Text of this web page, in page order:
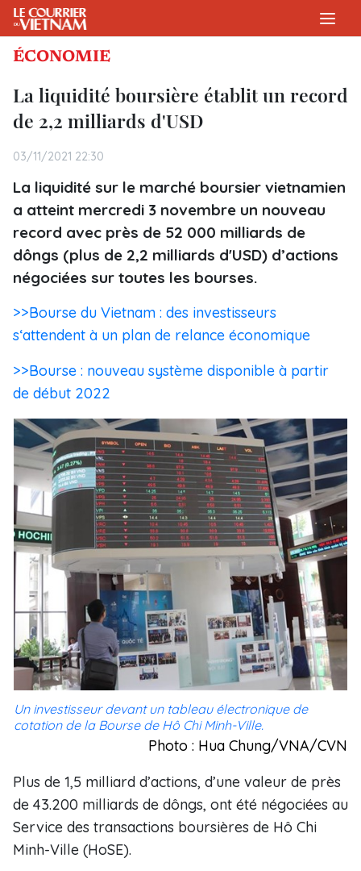
ÉCONOMIE
La liquidité boursière établit un record
de 2,2 milliards d'USD
03/11/2021 22:30
La liquidité sur le marché boursier vietnamien
a atteint mercredi 3 novembre un nouveau
record avec près de 52 000 milliards de
dôngs (plus de 2,2 milliards d'USD) d’actions
négociées sur toutes les bourses.
>>Bourse du Vietnam : des investisseurs
s‘attendent à un plan de relance économique
>>Bourse : nouveau système disponible à partir
de début 2022
Un investisseur devant un tableau électronique de
cotation de la Bourse de Hô Chi Minh-Ville.
Photo : Hua Chung/VNA/CVN
Plus de 1,5 milliard d’actions, d’une valeur de près
de 43.200 milliards de dôngs, ont été négociées au
Service des transactions boursières de Hô Chi
Minh-Ville (HoSE).